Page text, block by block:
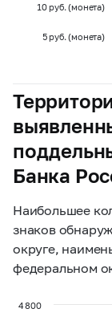
10 руб. (монета)
5 руб. (монета)
Банка
Наибольшее
знаков
округе,
федеральном
4 800